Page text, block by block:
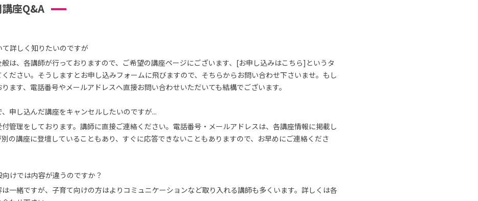
座Q&A
詳しく知りたいのですが
は、各講師が行っておりますので、ご希望の講座ページにございます、[お申し込みはこちら]というタ
ださい。そうしますとお申し込みフォームに飛びますので、そちらからお問い合わせ下さいませ。もし
ます、電話番号やメールアドレスへ直接お問い合わせいただいても結構でございます。
申し込んだ講座をキャンセルしたいのですが...
管理をしております。講師に直接ご連絡ください。電話番号・メールアドレスは、各講座情報に掲載し
の講座に登壇していることもあり、すぐに応答できないこともありますので、お早めにご連絡くださ
けでは内容が違うのですか？
一緒ですが、子育て向けの方はよりコミュニケーションなど取り入れる講師も多くいます。詳しくは各